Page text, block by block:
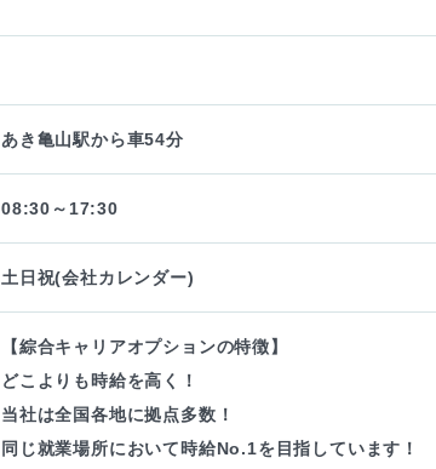
あき亀山駅から車54分
08:30～17:30
土日祝(会社カレンダー)
【綜合キャリアオプションの特徴】
どこよりも時給を高く！
当社は全国各地に拠点多数！
同じ就業場所において時給No.1を目指しています！